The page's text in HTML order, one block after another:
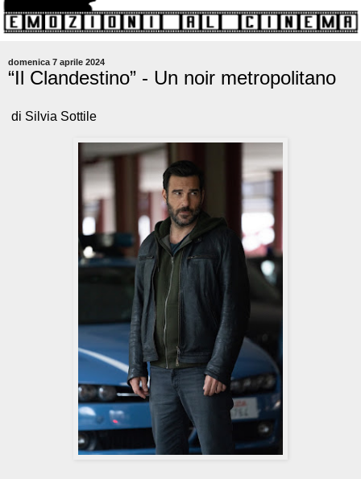
domenica 7 aprile 2024
“Il Clandestino” - Un noir metropolitano
di Silvia Sottile